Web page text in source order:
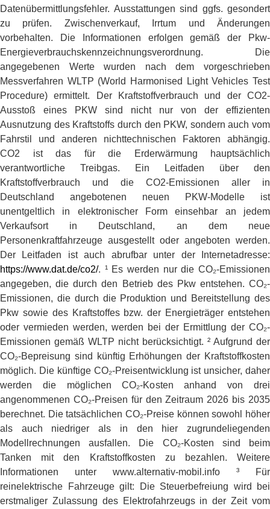
Datenübermittlungsfehler. Ausstattungen sind ggfs. gesondert
zu prüfen. Zwischenverkauf, Irrtum und Änderungen
vorbehalten. Die Informationen erfolgen gemäß der Pkw-
Energieverbrauchskennzeichnungsverordnung. Die
angegebenen Werte wurden nach dem vorgeschrieben
Messverfahren WLTP (World Harmonised Light Vehicles Test
Procedure) ermittelt. Der Kraftstoffverbrauch und der CO2-
Ausstoß eines PKW sind nicht nur von der effizienten
Ausnutzung des Kraftstoffs durch den PKW, sondern auch vom
Fahrstil und anderen nichttechnischen Faktoren abhängig.
CO2 ist das für die Erderwärmung hauptsächlich
verantwortliche Treibgas. Ein Leitfaden über den
Kraftstoffverbrauch und die CO2-Emissionen aller in
Deutschland angebotenen neuen PKW-Modelle ist
unentgeltlich in elektronischer Form einsehbar an jedem
Verkaufsort in Deutschland, an dem neue
Personenkraftfahrzeuge ausgestellt oder angeboten werden.
Der Leitfaden ist auch abrufbar unter der Internetadresse:
https://www.dat.de/co2/. ¹ Es werden nur die CO₂-Emissionen
angegeben, die durch den Betrieb des Pkw entstehen. CO₂-
Emissionen, die durch die Produktion und Bereitstellung des
Pkw sowie des Kraftstoffes bzw. der Energieträger entstehen
oder vermieden werden, werden bei der Ermittlung der CO₂-
Emissionen gemäß WLTP nicht berücksichtigt. ² Aufgrund der
CO₂-Bepreisung sind künftig Erhöhungen der Kraftstoffkosten
möglich. Die künftige CO₂-Preisentwicklung ist unsicher, daher
werden die möglichen CO₂-Kosten anhand von drei
angenommenen CO₂-Preisen für den Zeitraum 2026 bis 2035
berechnet. Die tatsächlichen CO₂-Preise können sowohl höher
als auch niedriger als in den hier zugrundeliegenden
Modellrechnungen ausfallen. Die CO₂-Kosten sind beim
Tanken mit den Kraftstoffkosten zu bezahlen. Weitere
Informationen unter www.alternativ-mobil.info ³ Für
reinelektrische Fahrzeuge gilt: Die Steuerbefreiung wird bei
erstmaliger Zulassung des Elektrofahrzeugs in der Zeit vom